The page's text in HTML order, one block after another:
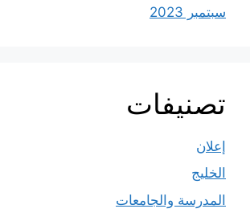
سبتمبر 2023
تصنيفات
إعلان
الخليج
المدرسة والجامعات